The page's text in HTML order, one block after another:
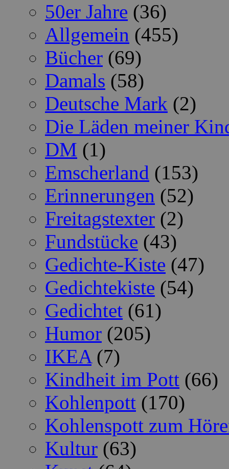
50er Jahre (36)
Allgemein (455)
Bücher (69)
Damals (58)
Deutsche Mark (2)
Die Läden meiner
DM (1)
Emscherland (153)
Erinnerungen (52)
Freitagstexter (2)
Fundstücke (43)
Gedichte-Kiste (47)
Gedichtekiste (54)
Gedichtet (61)
Humor (205)
IKEA(7)
Kindheit im Pott (66)
Kohlenpott (170)
Kohlenspott zum
Kultur (63)